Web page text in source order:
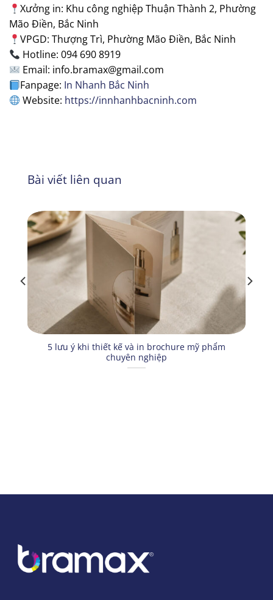
Xưởng in: Khu công nghiệp Thuận Thành 2, Phường
Mão Điền, Bắc Ninh
VPGD: Thượng Trì, Phường Mão Điền, Bắc Ninh
Hotline: 094 690 8919
Email: info.bramax@gmail.com
Fanpage: In Nhanh Bắc Ninh
Website: https://innhanhbacninh.com
Bài viết liên quan
5 lưu ý khi thiết kế và in brochure mỹ phẩm
chuyên nghiệp